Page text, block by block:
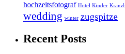
hochzeitsfotograf Hotel Kinder
wedding winter zugspitze
Recent Posts